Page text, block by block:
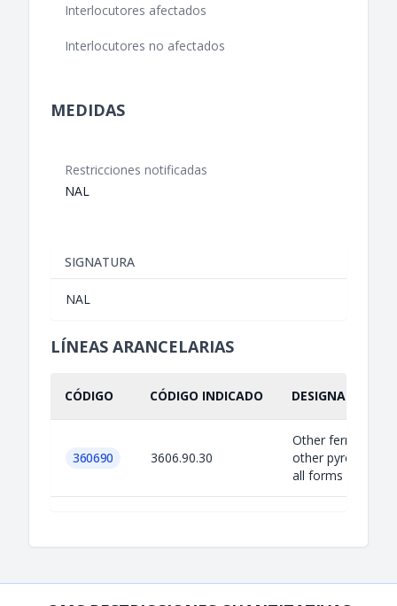
Interlocutores afectados
Interlocutores no afectados
MEDIDAS
Restricciones notificadas
NAL
SIGNATURA
NAL
LÍNEAS ARANCELARIAS
CÓDIGO CÓDIGO INDICADO DESIGNACIÓN
360690 3606.90.30
Other ferro-
other pyrophoric
all forms